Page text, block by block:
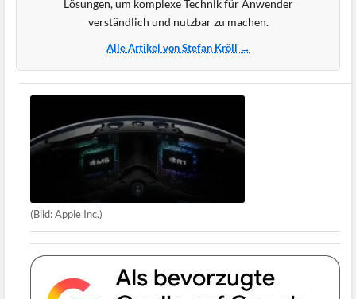
Lösungen, um komplexe Technik für Anwender
verständlich und nutzbar zu machen.
Alle Artikel von Stefan Kröll →
(Bild: Apple Inc.)